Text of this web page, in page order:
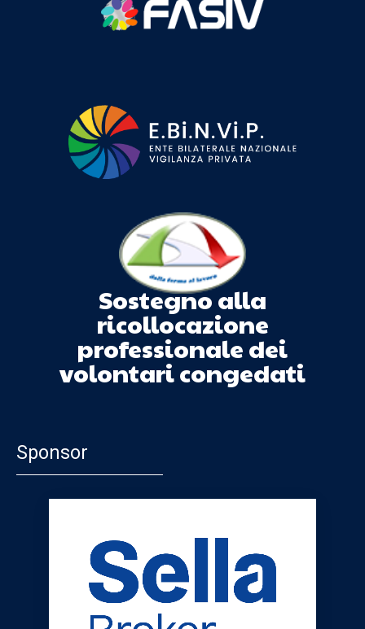
Sostegno alla
ricollocazione
professionale dei
volontari congedati
Sponsor